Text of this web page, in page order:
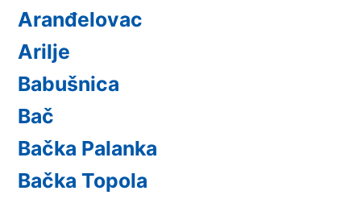
Aranđelovac
Arilje
Babušnica
Bač
Bačka Palanka
Bačka Topola